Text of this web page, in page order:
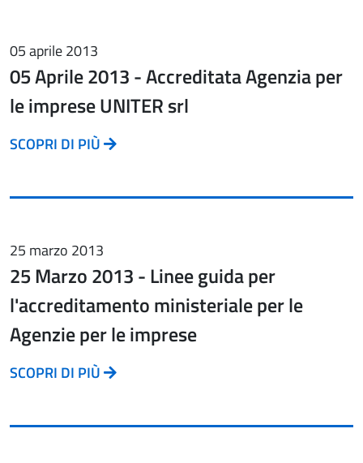
05 aprile 2013
05 Aprile 2013 - Accreditata Agenzia per
le imprese UNITER srl
SCOPRI DI PIÙ
25 marzo 2013
25 Marzo 2013 - Linee guida per
l'accreditamento ministeriale per le
Agenzie per le imprese
SCOPRI DI PIÙ